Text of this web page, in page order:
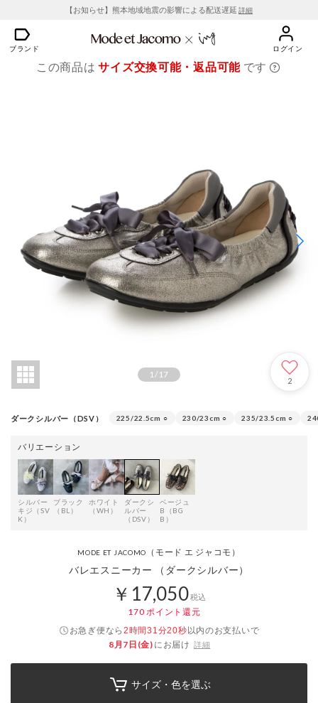
【お知らせ】熊本地域地震の影響による配送遅延 詳細
ブランド ログイン
この商品はサイズ交換可能・返品可能 です
1/ 17
2
ダークシルバー（DSV） 225/22.5cm ○ 230/23cm ○ 235/23.5cm ○
バリエーション
シルバー
キジ（SV
K）
ブラック
（BL）
ホワイト
（WH）
ダークシ
ルバー
（DSV）
ベージュ
B（BG
B）
MODE ET JACOMO （モード エ ジャコモ）
バレエスニーカー （ダークシルバー）
￥17,050税込
170 ポイント還元
お急ぎ便なら2時間31分20秒以内のお支払いで
8月7日(金) にお届け 詳細
サイズ・色を選ぶ